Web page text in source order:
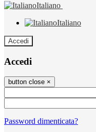
Italiano
Italiano
Accedi
Accedi
button close ×
Password dimenticata?